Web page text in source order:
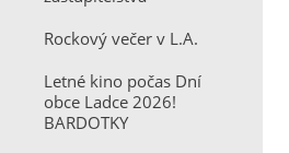
Rockový večer v L.A.
Letné kino počas Dní
obce Ladce 2026!
BARDOTKY